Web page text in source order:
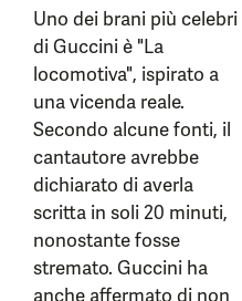
Uno dei brani più celebri
di Guccini è "La
locomotiva", ispirato a
una vicenda reale.
Secondo alcune fonti, il
cantautore avrebbe
dichiarato di averla
scritta in soli 20 minuti,
nonostante fosse
stremato. Guccini ha
anche affermato di non